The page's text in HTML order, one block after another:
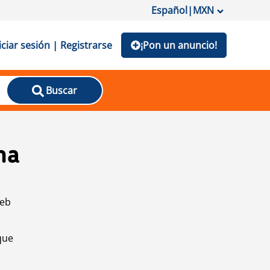
Español|MXN
sesión | Registrarse ¡Pon un anuncio!
Buscar